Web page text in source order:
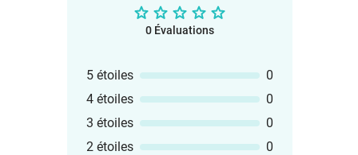
0 Évaluations
5 étoiles
0
4 étoiles
0
3 étoiles
0
2 étoiles
0